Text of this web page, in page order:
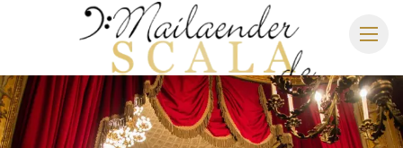
MAILÄNDER SCALA